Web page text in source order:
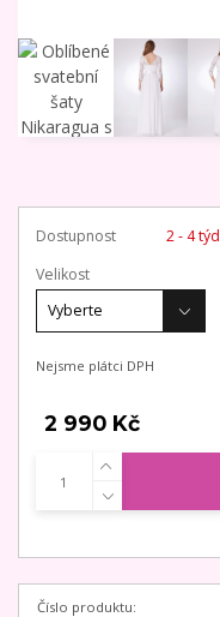
Dostupnost
2 - 4
Velikost
Nejsme plátci DPH
2 990 Kč
Číslo produktu: